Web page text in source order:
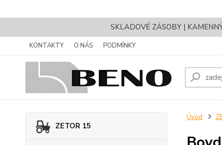
SKLADOVÉ ZÁSOBY |
KONTAKTY O NÁS PODMÍNKY
ZETOR 15
Úvod